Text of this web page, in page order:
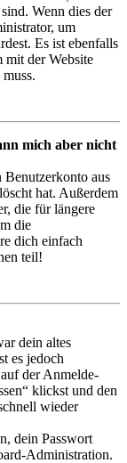
Wenn dies der
um
Es ist ebenfalls
mit der Website
mich aber nicht
Benutzerkonto aus
hat. Außerdem
die für längere
die
dich einfach
teil!
dein altes
es jedoch
der Anmelde-
klickst und den
wieder
dein Passwort
Administration.